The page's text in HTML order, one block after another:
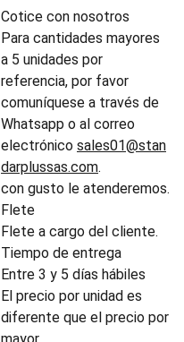
Cotice con nosotros
Para cantidades mayores
a 5 unidades por
referencia, por favor
comuníquese a través de
Whatsapp o al correo
electrónico sales01@stan
darplussas.com.
con gusto le atenderemos.
Flete
Flete a cargo del cliente.
Tiempo de entrega
Entre 3 y 5 días hábiles
El precio por unidad es
diferente que el precio por